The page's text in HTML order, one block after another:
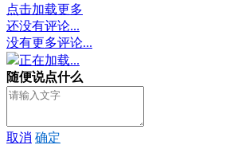
点击加载更多
还没有评论...
没有更多评论...
正在加载...
随便说点什么
取消 确定